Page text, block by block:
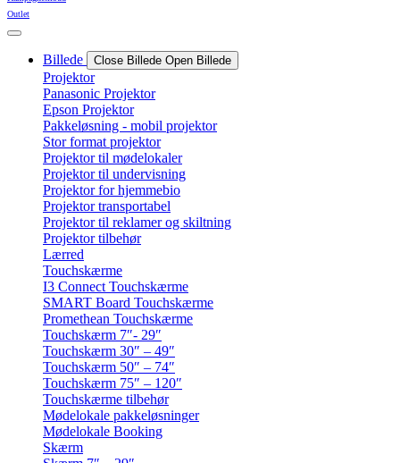
Outlet
Billede Close Billede Open Billede
Projektor
Panasonic Projektor
Epson Projektor
Pakkeløsning - mobil projektor
Stor format projektor
Projektor til mødelokaler
Projektor til undervisning
Projektor for hjemmebio
Projektor transportabel
Projektor til reklamer og skiltning
Projektor tilbehør
Lærred
Touchskærme
I3 Connect Touchskærme
SMART Board Touchskærme
Promethean Touchskærme
Touchskærm 7″- 29″
Touchskærm 30″ – 49″
Touchskærm 50″ – 74″
Touchskærm 75″ – 120″
Touchskærme tilbehør
Mødelokale pakkeløsninger
Mødelokale Booking
Skærm